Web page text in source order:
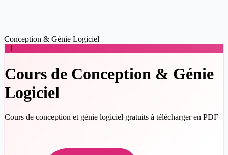
Conception & Génie Logiciel
📐
Cours de Conception & Génie
Logiciel
Cours de conception et génie logiciel gratuits à télécharger en PDF